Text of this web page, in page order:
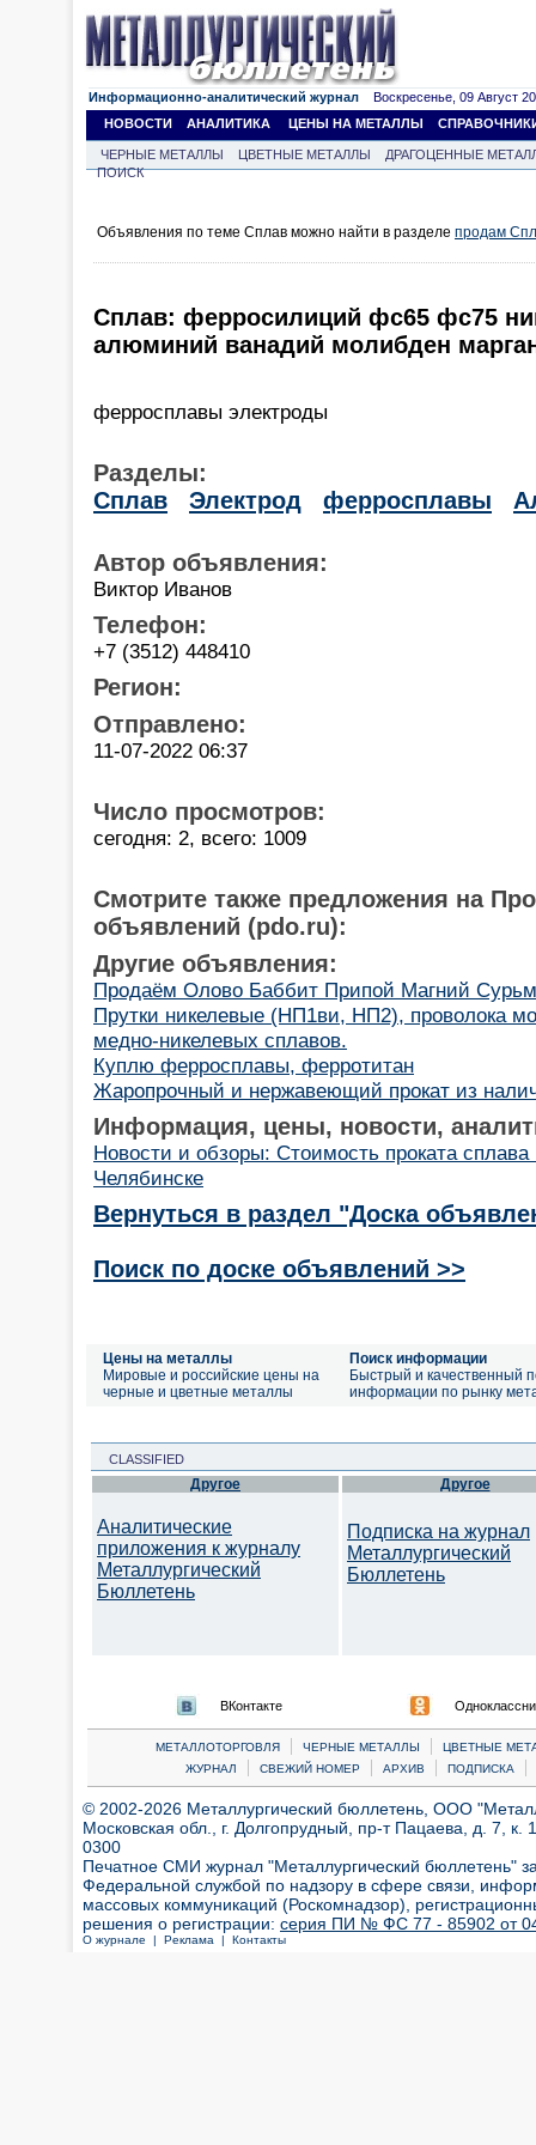
Информационно-аналитический журнал Воскресенье, 09 Август
НОВОСТИ
АНАЛИТИКА ЦЕНЫ НА МЕТАЛЛЫ
ЧЕРНЫЕ МЕТАЛЛЫ ЦВЕТНЫЕ МЕТАЛЛЫ
ДРАГОЦЕННЫЕ
ПОИСК
Объявления по теме Сплав можно найти в разделе продам
Сплав: ферросилиций фс65 фс75
алюминий ванадий молибден
ферросплавы электроды
Разделы:
Сплав
Электрод ферросплавы
Автор объявления:
Виктор Иванов
Телефон:
+7 (3512) 448410
Регион:
Отправлено:
11-07-2022 06:37
Число просмотров:
сегодня: 2, всего: 1009
Смотрите также предложения на
объявлений (pdo.ru):
Другие объявления:
Продаём Олово Баббит Припой Магний
Прутки никелевые (НП1ви, НП2), проволока
медно-никелевых сплавов.
Куплю ферросплавы, ферротитан
Жаропрочный и нержавеющий прокат из
Информация, цены, новости,
Новости и обзоры: Стоимость проката сплава
Челябинске
Вернуться в раздел "Доска
Поиск по доске объявлений >>
Цены на металлы
Мировые и российские цены на
черные и цветные металлы
Поиск информации
Быстрый и качественный
информации по рынку
CLASSIFIED
Другое
Аналитические
приложения к журналу
Металлургический
Бюллетень
Другое
Подписка на журнал
Металлургический
Бюллетень
ВКонтакте
МЕТАЛЛОТОРГОВЛЯ | ЧЕРНЫЕ МЕТАЛЛЫ |
ЦВЕТНЫЕ
ЖУРНАЛ
| СВЕЖИЙ НОМЕР | АРХИВ | ПОДПИСКА |
© 2002-2026 Металлургический бюллетень, ООО
Московская обл., г. Долгопрудный, пр-т Пацаева, д. 7,
0300
Печатное СМИ журнал "Металлургический бюллетень"
Федеральной службой по надзору в сфере связи,
массовых коммуникаций (Роскомнадзор),
решения о регистрации: серия ПИ № ФС 77 - 85902 от 04
О журнале | Реклама | Контакты